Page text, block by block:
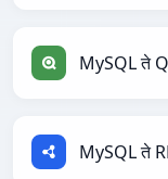
MySQL ते
MySQL ते